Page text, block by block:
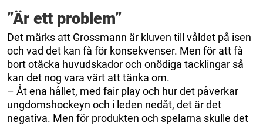
”Är ett problem”
Det märks att Grossmann är kluven till våldet på isen
och vad det kan få för konsekvenser. Men för att få
bort otäcka huvudskador och onödiga tacklingar så
kan det nog vara värt att tänka om.
– Åt ena hållet, med fair play och hur det påverkar
ungdomshockeyn och i leden nedåt, det är det
negativa. Men för produkten och spelarna skulle det